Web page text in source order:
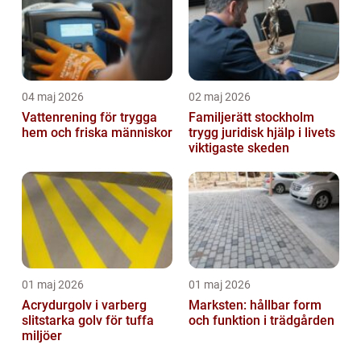
04 maj 2026
Vattenrening för trygga
hem och friska människor
02 maj 2026
Familjerätt stockholm
trygg juridisk hjälp i livets
viktigaste skeden
01 maj 2026
Acrydurgolv i varberg
slitstarka golv för tuffa
miljöer
01 maj 2026
Marksten: hållbar form
och funktion i trädgården